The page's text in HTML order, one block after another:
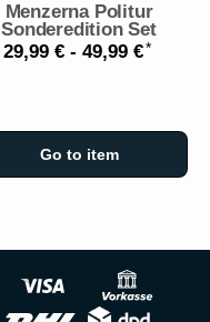
Menzerna Politur
Sonderedition Set
29,99 € - 49,99 €*
Go to item